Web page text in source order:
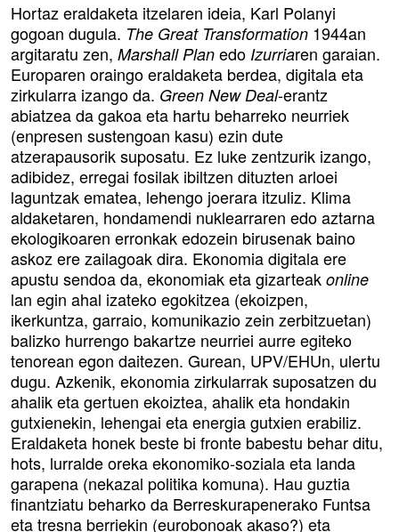
Hortaz eraldaketa itzelaren ideia, Karl Polanyi
gogoan dugula. The Great Transformation 1944an
argitaratu zen, Marshall Plan edo Izurriaren garaian.
Europaren oraingo eraldaketa berdea, digitala eta
zirkularra izango da. Green New Deal-erantz
abiatzea da gakoa eta hartu beharreko neurriek
(enpresen sustengoan kasu) ezin dute
atzerapausorik suposatu. Ez luke zentzurik izango,
adibidez, erregai fosilak ibiltzen dituzten arloei
laguntzak ematea, lehengo joerara itzuliz. Klima
aldaketaren, hondamendi nuklearraren edo aztarna
ekologikoaren erronkak edozein birusenak baino
askoz ere zailagoak dira. Ekonomia digitala ere
apustu sendoa da, ekonomiak eta gizarteak online
lan egin ahal izateko egokitzea (ekoizpen,
ikerkuntza, garraio, komunikazio zein zerbitzuetan)
balizko hurrengo bakartze neurriei aurre egiteko
tenorean egon daitezen. Gurean, UPV/EHUn, ulertu
dugu. Azkenik, ekonomia zirkularrak suposatzen du
ahalik eta gertuen ekoiztea, ahalik eta hondakin
gutxienekin, lehengai eta energia gutxien erabiliz.
Eraldaketa honek beste bi fronte babestu behar ditu,
hots, lurralde oreka ekonomiko-soziala eta landa
garapena (nekazal politika komuna). Hau guztia
finantziatu beharko da Berreskurapenerako Funtsa
eta tresna berriekin (eurobonoak akaso?) eta